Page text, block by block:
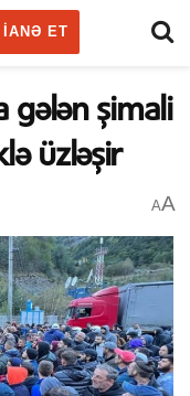
IANƏ ET
gələn şimali
üzləşir
AA